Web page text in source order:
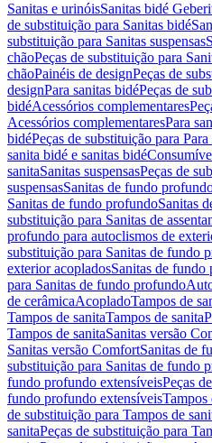
Sanitas e urinóisSanitas bidé
de substituição para Sanitas bidé
substituição para Sanitas suspensas
chãoPeças de substituição para
chãoPainéis de designPeças de
designPara sanitas bidéPeças de
bidéAcessórios complementares
Acessórios complementaresPara
bidéPeças de substituição para
sanita bidé e sanitas bidé
sanitaSanitas suspensasPeças de
suspensasSanitas de fundo
Sanitas de fundo profundoSanitas
substituição para Sanitas de
profundo para autoclismos de
substituição para Sanitas de fundo
exterior acopladosSanitas de fundo
para Sanitas de fundo profundo
de cerâmicaAcopladoTampos de
Tampos de sanitaTampos de sanita
Tampos de sanitaSanitas versão
Sanitas versão ComfortSanitas de
substituição para Sanitas de fundo
fundo profundo extensíveisPeças
fundo profundo extensíveisTampos
de substituição para Tampos de
sanitaPeças de substituição para